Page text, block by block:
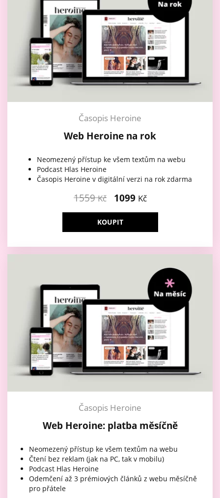
Časopis Heroine
Web Heroine na rok
Neomezený přístup ke všem textům na webu
Podcast Hlas Heroine
Časopis Heroine v digitální verzi na rok zdarma
1559Kč 1099 Kč
KOUPIT
Časopis Heroine
Web Heroine: platba měsíčně
Neomezený přístup ke všem textům na webu
Čtení bez reklam (jak na PC, tak v mobilu)
Podcast Hlas Heroine
Odemčení až 3 prémiových článků z webu měsíčně
pro přátele